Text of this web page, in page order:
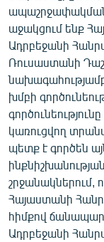
ապաշրջափակման
աջակցում ենք
Ադրբեջանի
Ռուսաստանի
խմբի
կառուցվող
պետք է գործեն
շրջանակներում,
Հայաստանի
հիմքով
Ադրբեջանի